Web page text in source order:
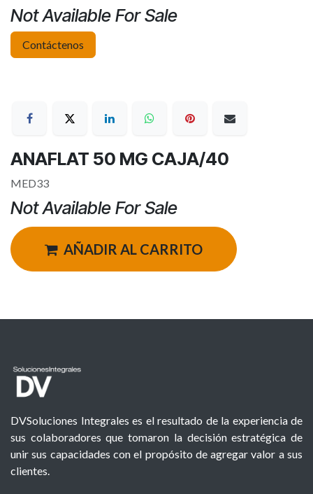
Not Available For Sale
Contáctenos
ANAFLAT 50 MG CAJA/40
MED33
Not Available For Sale
AÑADIR AL CARRITO
DVSoluciones Integrales es el resultado de la experiencia de
sus colaboradores que tomaron la decisión estratégica de
unir sus capacidades con el propósito de agregar valor a sus
clientes.